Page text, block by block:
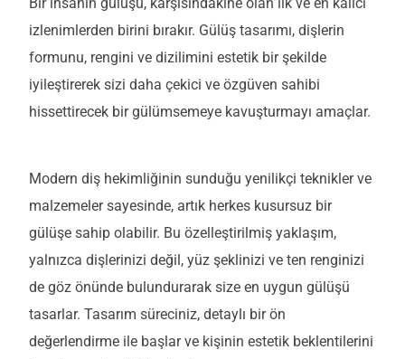
izlenimlerden birini bırakır. Gülüş tasarımı, dişlerin
formunu, rengini ve dizilimini estetik bir şekilde
iyileştirerek sizi daha çekici ve özgüven sahibi
hissettirecek bir gülümsemeye kavuşturmayı amaçlar.
Modern diş hekimliğinin sunduğu yenilikçi teknikler ve
malzemeler sayesinde, artık herkes kusursuz bir
gülüşe sahip olabilir. Bu özelleştirilmiş yaklaşım,
yalnızca dişlerinizi değil, yüz şeklinizi ve ten renginizi
de göz önünde bulundurarak size en uygun gülüşü
tasarlar. Tasarım süreciniz, detaylı bir ön
değerlendirme ile başlar ve kişinin estetik beklentilerini